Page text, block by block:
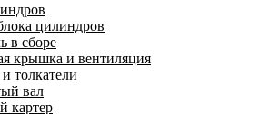
цилиндров
в сборе
крышка и вентиляция
толкатели
вал
картер